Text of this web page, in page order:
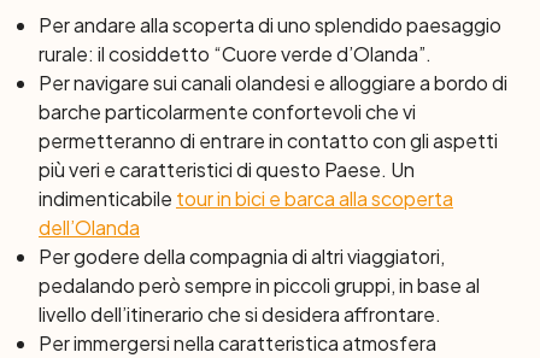
7° giorno: Oude Watering – Amsterdam (28
km)
L’ultima tappa in bici del vostro viaggio inizia a Oude
Watering, dapprima lungo il canale per poi inoltrarsi nel
Bosco di Amsterdame verso la capitale.
Nel pomeriggio avrete la possibilità di fare un ultimo
emozionante giro in bici nel
scoprire la sorprendente città di Amsterdam visitando un
mercato di fiori, un museo o semplicemente facendo un
po’ di shopping.
Cena e pernottamento a bordo.
Per andare alla scoperta di uno splendido paesaggio
rurale: il cosiddetto “Cuore verde d’Olanda”.
Per navigare sui canali olandesi e alloggiare a bordo di
barche particolarmente confortevoli che vi
permetteranno di entrare in contatto con gli aspetti
più veri e caratteristici di questo Paese. Un
indimenticabile tour in bici e barca alla scoperta
dell’Olanda
Per godere della compagnia di altri viaggiatori,
pedalando però sempre in piccoli gruppi, in base al
livello dell’itinerario che si desidera affrontare.
Per immergersi nella caratteristica atmosfera